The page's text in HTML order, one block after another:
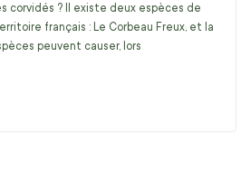
corvidés ? Il existe deux espèces de
français : Le Corbeau Freux, et la
peuvent causer, lors